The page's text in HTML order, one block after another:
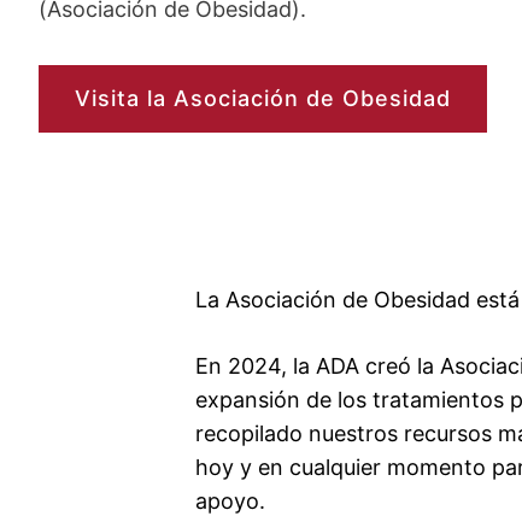
(Asociación de Obesidad).
Visita la Asociación de Obesidad
La Asociación de Obesidad
En 2024, la ADA creó la
expansión de los tratamientos
recopilado nuestros recursos
hoy y en cualquier momento
apoyo.